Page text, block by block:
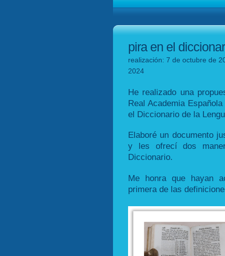
pira en el
realización: 7 de octubre de
2024
He realizado una
Real Academia
el Diccionario de la
Elaboré un documento
y les ofrecí dos
Diccionario.
Me honra que hayan
primera de las